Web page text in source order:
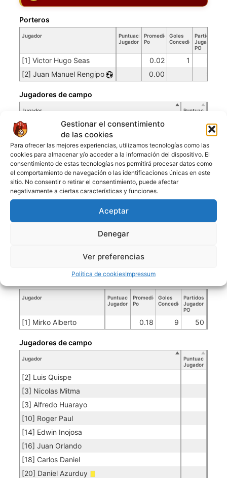
Gestionar el consentimiento
de las cookies
Para ofrecer las mejores experiencias, utilizamos tecnologías como las
cookies para almacenar y/o acceder a la información del dispositivo. El
consentimiento de estas tecnologías nos permitirá procesar datos como
el comportamiento de navegación o las identificaciones únicas en este
sitio. No consentir o retirar el consentimiento, puede afectar
negativamente a ciertas características y funciones.
Aceptar
Denegar
Ver preferencias
Política de cookiesImpressum
Jugador
Puntuación
Jugador
Promedio
Po
Goles
Concedidos
Partidos
Jugador
PO
[1] Victor Hugo Seas 0.02 1
50
[2] Juan Manuel Rengipo
0.00 50
Porteros
Jugador
Puntuación
[7] Juan Ariel
[8] Carlos Manuel
[10] Leonardo Del Valle
[11] Michael Edson Cucho
[18] Pedro Santiago Morel
[22] Matias Valentino
[25] Wilmer Alvarado
Jugadores de campo
UNIFICADO
Jugador
Puntuación
Jugador
Promedio
Po
Goles
Concedidos
Partidos
Jugador
PO
[1] Mirko Alberto 0.18 9 50
Jugador
Puntuación
Jugador
[2] Luis Quispe
[3] Nicolas Mitma
[3] Alfredo Huarayo
[10] Roger Paul
[14] Edwin Inojosa
[16] Juan Orlando
[18] Carlos Daniel
[20] Daniel Azurduy
Jugadores de campo